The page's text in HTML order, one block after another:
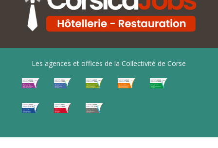
Les agences et offices de la Collectivité de Corse